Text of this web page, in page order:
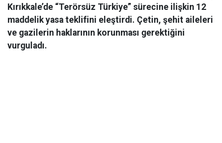
Kırıkkale’de “Terörsüz Türkiye” sürecine ilişkin 12
maddelik yasa teklifini eleştirdi. Çetin, şehit aileleri
ve gazilerin haklarının korunması gerektiğini
vurguladı.